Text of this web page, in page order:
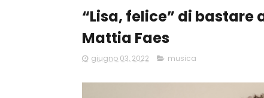
“Lisa, felice” di bastare
Mattia Faes
giugno 03, 2022 musica